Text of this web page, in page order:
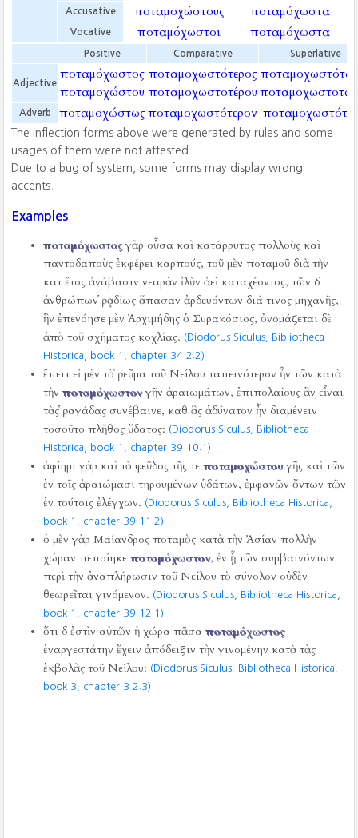
Accusative ποταμοχώστους ποταμόχωστα
Vocative ποταμόχωστοι ποταμόχωστα
Positive Comparative Superlative
Adjective
ποταμόχωστος
ποταμοχώστου
ποταμοχωστότερος
ποταμοχωστοτέρου
Adverb ποταμοχώστωςποταμοχωστότερον
The inflection forms above were generated by rules and some
usages of them were not attested.
Due to a bug of system, some forms may display wrong
accents.
Examples
ποταμόχωστοςγὰρ οὖσα καὶ κατάρρυτος πολλοὺς καὶ
παντοδαποὺς ἐκφέρει καρπούς, τοῦ μὲν ποταμοῦ διὰ τὴν
κατ ἔτος ἀνάβασιν νεαρὰν ἰλὺν ἀεὶ καταχέοντος, τῶν δ
ἀνθρώπων ῥᾳδίως ἅπασαν ἀρδευόντων διά τινος μηχανῆς,
ἣν ἐπενόησε μὲν Ἀρχιμήδης ὁ Συρακόσιος, ὀνομάζεται δὲ
ἀπὸ τοῦ σχήματος κοχλίας. (Diodorus Siculus, Bibliotheca
Historica, book 1, chapter 34 2:2)
ἔπειτ εἰ μὲν τὸ ῥεῦμα τοῦ Νείλου ταπεινότερον ἦν τῶν κατὰ
τὴνποταμόχωστονγῆν ἀραιωμάτων, ἐπιπολαίους ἂν εἶναι
τὰς ῥαγάδας συνέβαινε, καθ ἃς ἀδύνατον ἦν διαμένειν
τοσοῦτο πλῆθος ὕδατος: (Diodorus Siculus, Bibliotheca
Historica, book 1, chapter 39 10:1)
ἀφίημι γὰρ καὶ τὸ ψεῦδος τῆς τεποταμοχώστου γῆς καὶ τῶν
ἐν τοῖς ἀραιώμασι τηρουμένων ὑδάτων, ἐμφανῶν ὄντων τῶν
ἐν τούτοις ἐλέγχων. (Diodorus Siculus, Bibliotheca Historica,
book 1, chapter 39 11:2)
ὁ μὲν γὰρ Μαίανδρος ποταμὸς κατὰ τὴν Ἀσίαν πολλὴν
χώραν πεποίηκεποταμόχωστον, ἐν ᾗ τῶν συμβαινόντων
περὶ τὴν ἀναπλήρωσιν τοῦ Νείλου τὸ σύνολον οὐδὲν
θεωρεῖται γινόμενον. (Diodorus Siculus, Bibliotheca Historica,
book 1, chapter 39 12:1)
ὅτι δ ἐστὶν αὐτῶν ἡ χώρα πᾶσαποταμόχωστος
ἐναργεστάτην ἔχειν ἀπόδειξιν τὴν γινομένην κατὰ τὰς
ἐκβολὰς τοῦ Νείλου: (Diodorus Siculus, Bibliotheca Historica,
book 3, chapter 3 2:3)